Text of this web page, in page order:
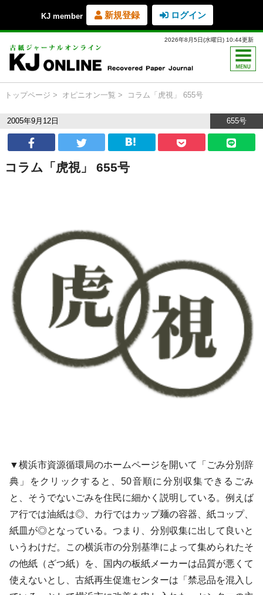
KJ member 新規登録 ログイン
2026年8月5日(水曜日) 10:44更新
トップページ オピニオン一覧 コラム「虎視」 655号
2005年9月12日 655号
コラム「虎視」 655号
▼横浜市資源循環局のホームページを開いて「ごみ分別辞
典」をクリックすると、50音順に分別収集できるごみ
と、そうでないごみを住民に細かく説明している。例えば
ア行では油紙は◎、カ行ではカップ麺の容器、紙コップ、
紙皿が◎となっている。つまり、分別収集に出して良いと
いうわけだ。この横浜市の分別基準によって集められたそ
の他紙（ざつ紙）を、国内の板紙メーカーは品質が悪くて
使えないとし、古紙再生促進センターは「禁忌品を混入し